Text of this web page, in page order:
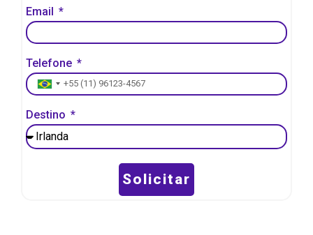
Email
Telefone
Brazil +55
Destino
Solicitar